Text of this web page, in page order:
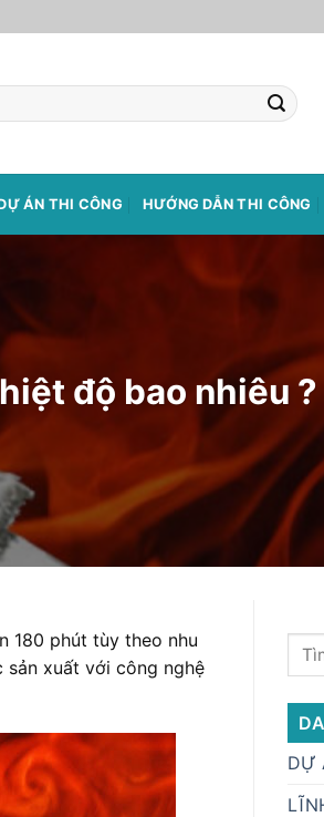
ÁN THI CÔNG HƯỚNG DẪN THI CÔNG
độ bao nhiêu ?
180 phút tùy theo nhu
sản xuất với công nghệ
DỰ